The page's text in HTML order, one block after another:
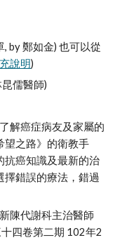
by 鄭如金) 也可以從
說明)
昆儒醫師)
解癌症病友及家屬的
望之路》的衛教手
抗癌知識及最新的治
擇錯誤的療法，錯過
陳代謝科主治醫師
四卷第二期 102年2